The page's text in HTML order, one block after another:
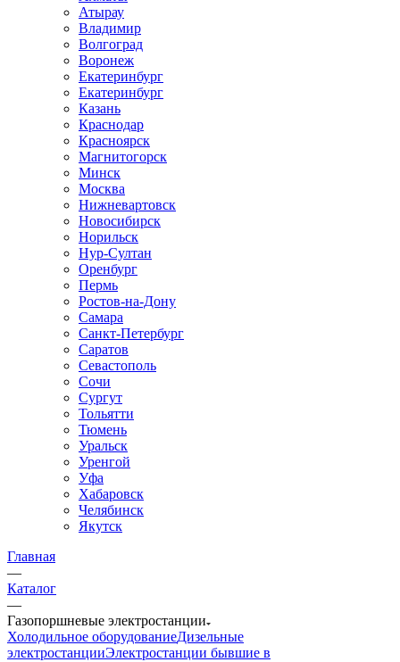
Атырау
Владимир
Волгоград
Воронеж
Екатеринбург
Екатеринбург
Казань
Краснодар
Красноярск
Магнитогорск
Минск
Москва
Нижневартовск
Новосибирск
Норильск
Нур-Султан
Оренбург
Пермь
Ростов-на-Дону
Самара
Санкт-Петербург
Саратов
Севастополь
Сочи
Сургут
Тольятти
Тюмень
Уральск
Уренгой
Уфа
Хабаровск
Челябинск
Якутск
Главная
—
Каталог
—
Газопоршневые электростанции
Холодильное оборудованиеДизельные
электростанцииЭлектростанции бывшие в